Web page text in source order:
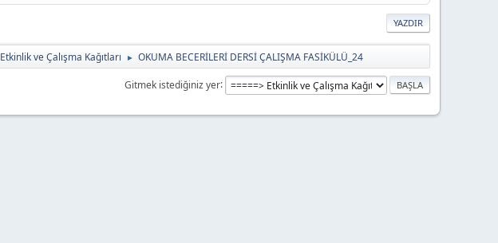
YAZDIR
Etkinlik ve Çalışma Kağıtları ► OKUMA BECERİLERİ DERSİ ÇALIŞMA FASİKÜLÜ_24
Gitmek istediğiniz yer